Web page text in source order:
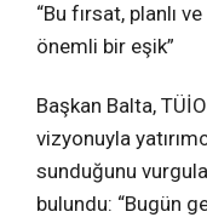
“Bu fırsat, planlı
önemli bir eşik”
Başkan Balta,
vizyonuyla
sunduğunu
bulundu: “Bugün